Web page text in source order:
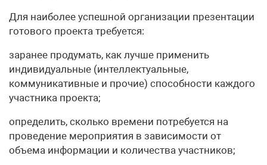
Для наиболее успешной организации презентации
готового проекта требуется:
заранее продумать, как лучше применить
индивидуальные (интеллектуальные,
коммуникативные и прочие) способности каждого
участника проекта;
определить, сколько времени потребуется на
проведение мероприятия в зависимости от
объема информации и количества участников;